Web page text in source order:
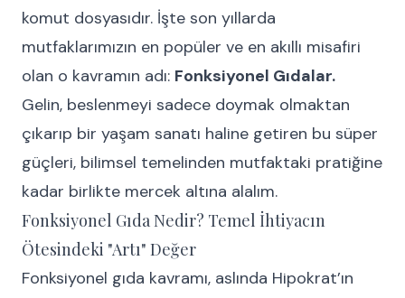
komut dosyasıdır. İşte son yıllarda
mutfaklarımızın en popüler ve en akıllı misafiri
olan o kavramın adı: Fonksiyonel Gıdalar.
Gelin, beslenmeyi sadece doymak olmaktan
çıkarıp bir yaşam sanatı haline getiren bu süper
güçleri, bilimsel temelinden mutfaktaki pratiğine
kadar birlikte mercek altına alalım.
Fonksiyonel Gıda Nedir? Temel İhtiyacın
Ötesindeki "Artı" Değer
Fonksiyonel gıda kavramı, aslında Hipokrat’ın